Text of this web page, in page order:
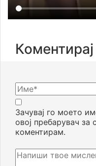
Зачувај го моето
овој пребарувач за
коментирам.